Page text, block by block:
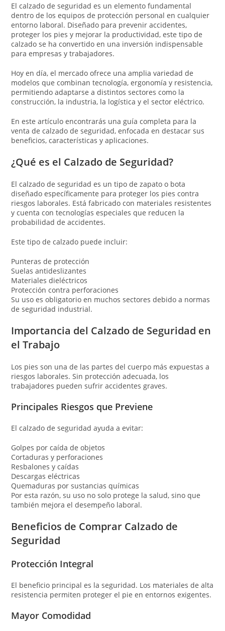
El calzado de seguridad es un elemento fundamental
dentro de los equipos de protección personal en cualquier
entorno laboral. Diseñado para prevenir accidentes,
proteger los pies y mejorar la productividad, este tipo de
calzado se ha convertido en una inversión indispensable
para empresas y trabajadores.
Hoy en día, el mercado ofrece una amplia variedad de
modelos que combinan tecnología, ergonomía y resistencia,
permitiendo adaptarse a distintos sectores como la
construcción, la industria, la logística y el sector eléctrico.
En este artículo encontrarás una guía completa para la
venta de calzado de seguridad, enfocada en destacar sus
beneficios, características y aplicaciones.
¿Qué es el Calzado de Seguridad?
El calzado de seguridad es un tipo de zapato o bota
diseñado específicamente para proteger los pies contra
riesgos laborales. Está fabricado con materiales resistentes
y cuenta con tecnologías especiales que reducen la
probabilidad de accidentes.
Este tipo de calzado puede incluir:
Punteras de protección
Suelas antideslizantes
Materiales dieléctricos
Protección contra perforaciones
Su uso es obligatorio en muchos sectores debido a normas
de seguridad industrial.
Importancia del Calzado de Seguridad en
el Trabajo
Los pies son una de las partes del cuerpo más expuestas a
riesgos laborales. Sin protección adecuada, los
trabajadores pueden sufrir accidentes graves.
Principales Riesgos que Previene
El calzado de seguridad ayuda a evitar:
Golpes por caída de objetos
Cortaduras y perforaciones
Resbalones y caídas
Descargas eléctricas
Quemaduras por sustancias químicas
Por esta razón, su uso no solo protege la salud, sino que
también mejora el desempeño laboral.
Beneficios de Comprar Calzado de
Seguridad
Protección Integral
El beneficio principal es la seguridad. Los materiales de alta
resistencia permiten proteger el pie en entornos exigentes.
Mayor Comodidad